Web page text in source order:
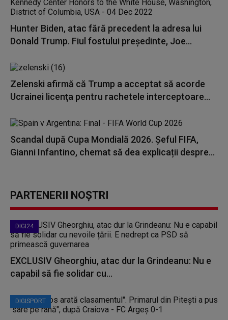
Hunter Biden, atac fără precedent la adresa lui
Donald Trump. Fiul fostului președinte, Joe...
Zelenski afirmă că Trump a acceptat să acorde
Ucrainei licenţa pentru rachetele interceptoare...
Scandal după Cupa Mondială 2026. Șeful FIFA,
Gianni Infantino, chemat să dea explicații despre...
PARTENERII NOȘTRI
DIGI24
EXCLUSIV Gheorghiu, atac dur la Grindeanu: Nu e
capabil să fie solidar cu...
DIGISPORT